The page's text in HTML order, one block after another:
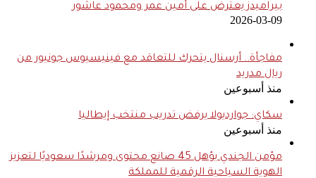
بيراميدز يعترض على أمين عمر ومحمود عاشور
2026-03-09
مفاجأة.. أرسنال يتحرك للتعاقد مع فينيسيوس جونيور من
ريال مدريد
منذ أسبوعين
سكاي: جوارديولا يرفض تدريب منتخب إيطاليا
منذ أسبوعين
مؤمن الجندي يؤهل 45 صانع محتوى ومرشدًا سعوديًا لتعزيز
الهوية السياحية الرقمية للمملكة